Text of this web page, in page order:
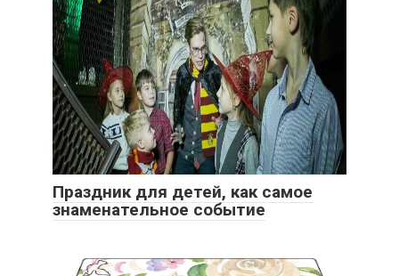
Праздник для детей, как самое
знаменательное событие